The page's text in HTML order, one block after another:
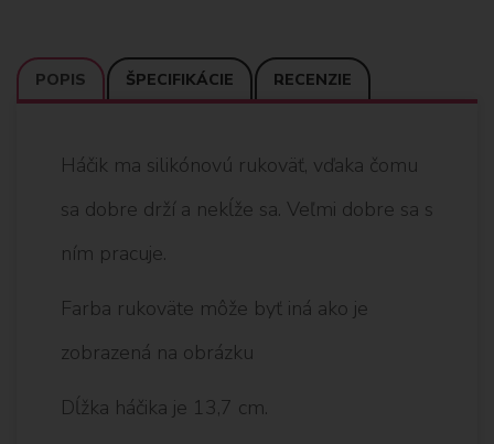
POPIS ŠPECIFIKÁCIE RECENZIE
Háčik ma silikónovú rukoväť, vďaka čomu
sa dobre drží a nekĺže sa. Veľmi dobre sa s
ním pracuje.
Farba rukoväte môže byť iná ako je
zobrazená na obrázku
Dĺžka háčika je 13,7 cm.